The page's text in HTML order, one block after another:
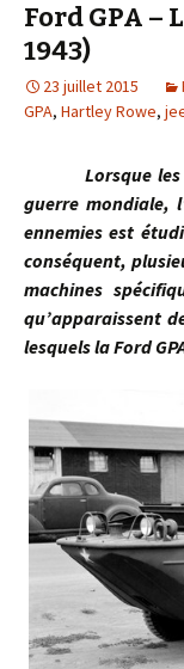
Ford GPA –
1943)
23 juillet 2015
GPA, Hartley Rowe,
Lorsque les
guerre mondiale,
ennemies est
conséquent,
machines
qu’apparaissent
lesquels la Ford